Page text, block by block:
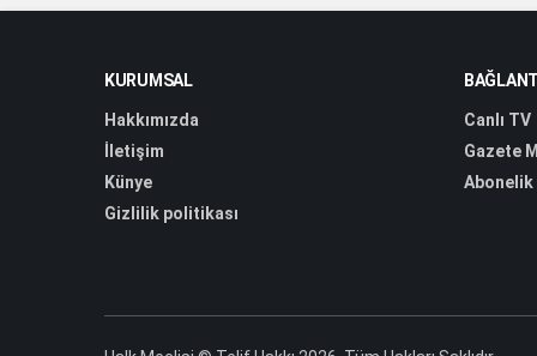
KURUMSAL
Hakkımızda
İletişim
Künye
Gizlilik politikası
Canlı TV
Gazete
Abonelik